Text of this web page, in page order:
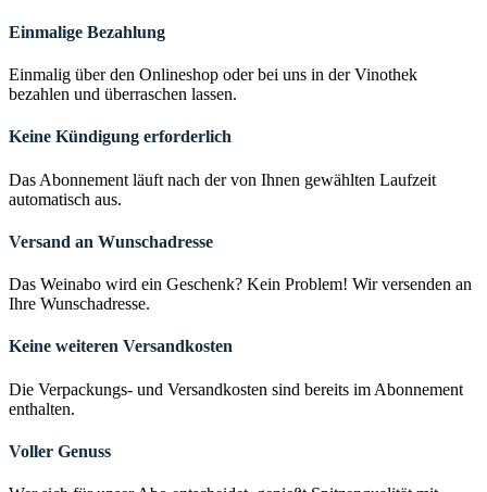
Einmalige Bezahlung
Einmalig über den Onlineshop oder bei uns in der Vinothek
bezahlen und überraschen lassen.
Keine Kündigung erforderlich
Das Abonnement läuft nach der von Ihnen gewählten Laufzeit
automatisch aus.
Versand an Wunschadresse
Das Weinabo wird ein Geschenk? Kein Problem! Wir versenden an
Ihre Wunschadresse.
Keine weiteren Versandkosten
Die Verpackungs- und Versandkosten sind bereits im Abonnement
enthalten.
Voller Genuss